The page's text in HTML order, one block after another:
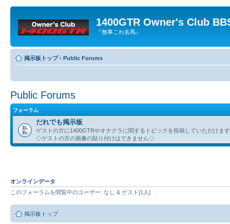
1400GTR Owner's Club
『無事これ名馬』
掲示板トップ ‹ Public Forums
Public Forums
フォーラム
だれでも掲示板
ゲストの方に1400GTRやオナクラに関するトピックを投稿していただけま
◇ゲストの方の画像の貼り付けはできません◇
オンラインデータ
このフォーラムを閲覧中のユーザー: なし & ゲスト[1人]
掲示板トップ